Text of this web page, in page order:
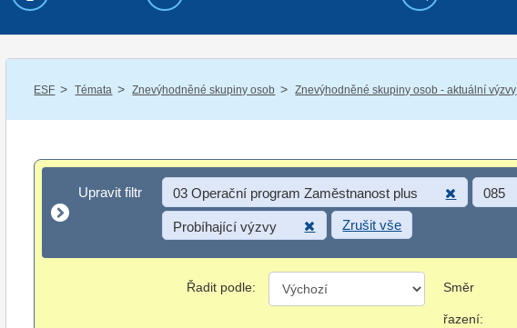
ESF / Témata / Znevýhodněné skupiny osob / Znevýhodněné skupiny osob - aktuální výzvy
Upravit filtr
Upravit filtr 03 Operační program Zaměstnanost plus 085
Probíhající výzvy Zrušit vše
Řadit podle: Směr
řazení: